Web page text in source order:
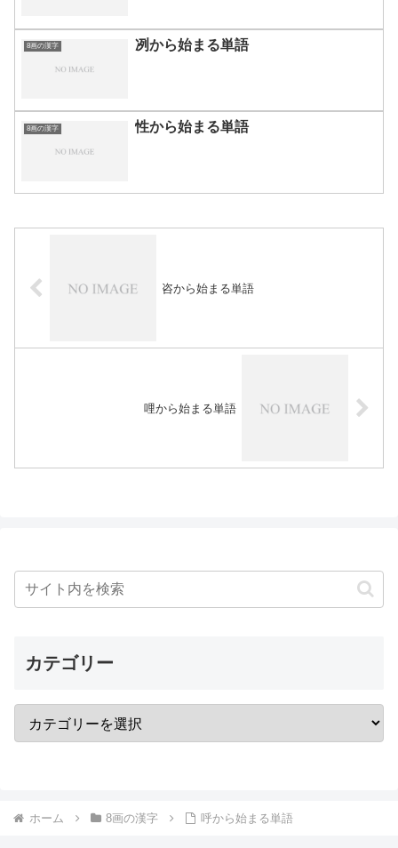
8画の漢字 冽から始まる単語
8画の漢字 性から始まる単語
咨から始まる単語
哩から始まる単語
カテゴリー
ホーム 8画の漢字 呼から始まる単語